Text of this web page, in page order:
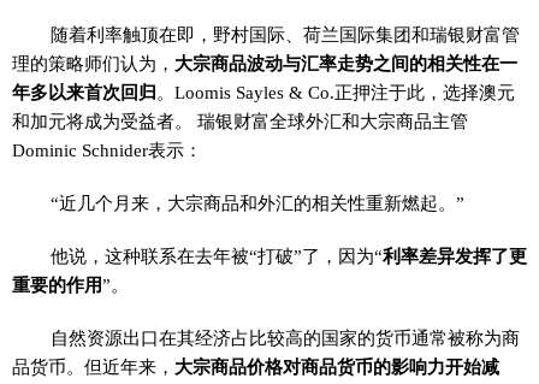
随着利率触顶在即，野村国际、荷兰国际集团和瑞银财富管
理的策略师们认为， 大宗商品波动与汇率走势之间的相关性在一
年多以来首次回归。Loomis Sayles & Co.正押注于此，选择澳元
和加元将成为受益者。 瑞银财富全球外汇和大宗商品主管
Dominic Schnider表示：
“近几个月来，大宗商品和外汇的相关性重新燃起。”
他说，这种联系在去年被“打破”了，因为“利率差异发挥了更
重要的作用”。
自然资源出口在其经济占比较高的国家的货币通常被称为商
品货币。但近年来， 大宗商品价格对商品货币的影响力开始减